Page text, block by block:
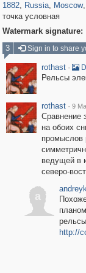
1882, Russia, Moscow,
точка условная
Watermark signature:
3
Sign in to share
rothast ·
Рельсы
rothast · 9
Сравнение
на обоих
промыслов
ведущей в
северо-
a
http://